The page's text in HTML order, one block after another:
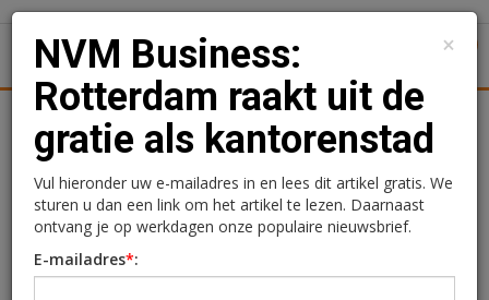
Uitgelicht Achtergronden
NVM Business:
Rotterdam raakt uit de
gratie als kantorenstad
×
NVM Business:
Rotterdam raakt uit de
gratie als kantorenstad
Vul hieronder uw e-mailadres in en lees dit artikel gratis. We
sturen u dan een link om het artikel te lezen. Daarnaast
ontvang je op werkdagen onze populaire nieuwsbrief.
E-mailadres*: